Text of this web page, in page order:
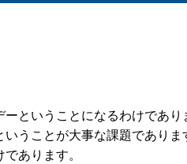
ということになるわけであ
うことが大事な課題であり
あります。